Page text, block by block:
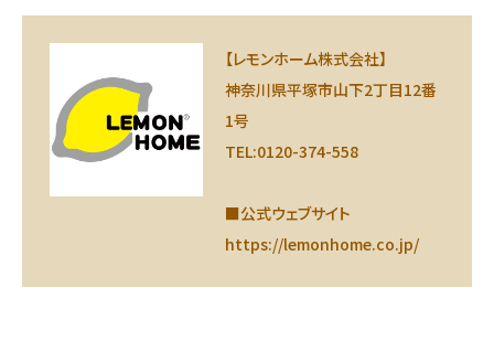
【レモンホーム株式会社】
神奈川県平塚市山下2丁目12番
1号
TEL:0120-374-558
■公式ウェブサイト
https://lemonhome.co.jp/